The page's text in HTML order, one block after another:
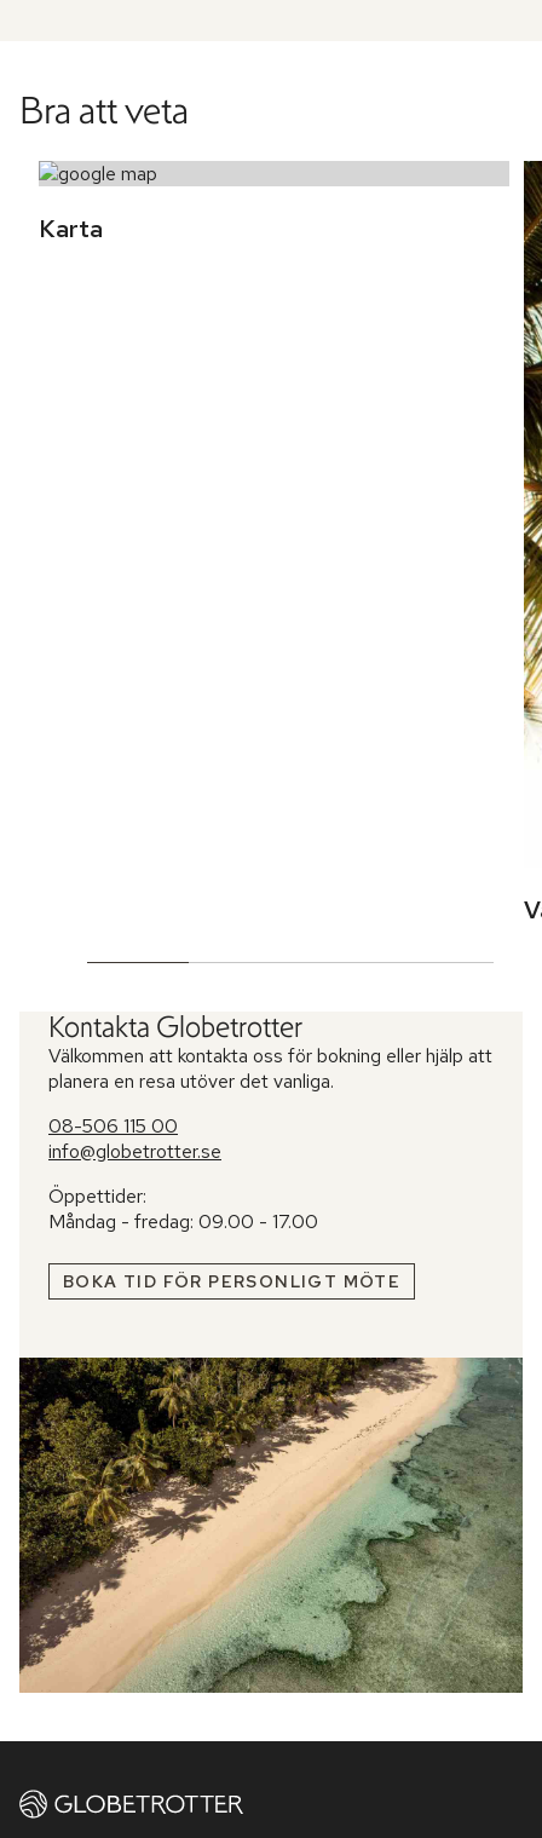
Bra att veta
Kontakta Globetrotter
Välkommen att kontakta oss för bokning eller hjälp att
planera en resa utöver det vanliga.
08-506 115 00
info@globetrotter.se
Öppettider:
Måndag - fredag: 09.00 - 17.00
BOKA TID FÖR PERSONLIGT MÖTE